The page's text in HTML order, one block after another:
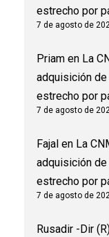
estrecho por
7 de agosto de
Priam en La
adquisición
estrecho por
7 de agosto de
Fajal en La
adquisición
estrecho por
7 de agosto de
Rusadir -Dir